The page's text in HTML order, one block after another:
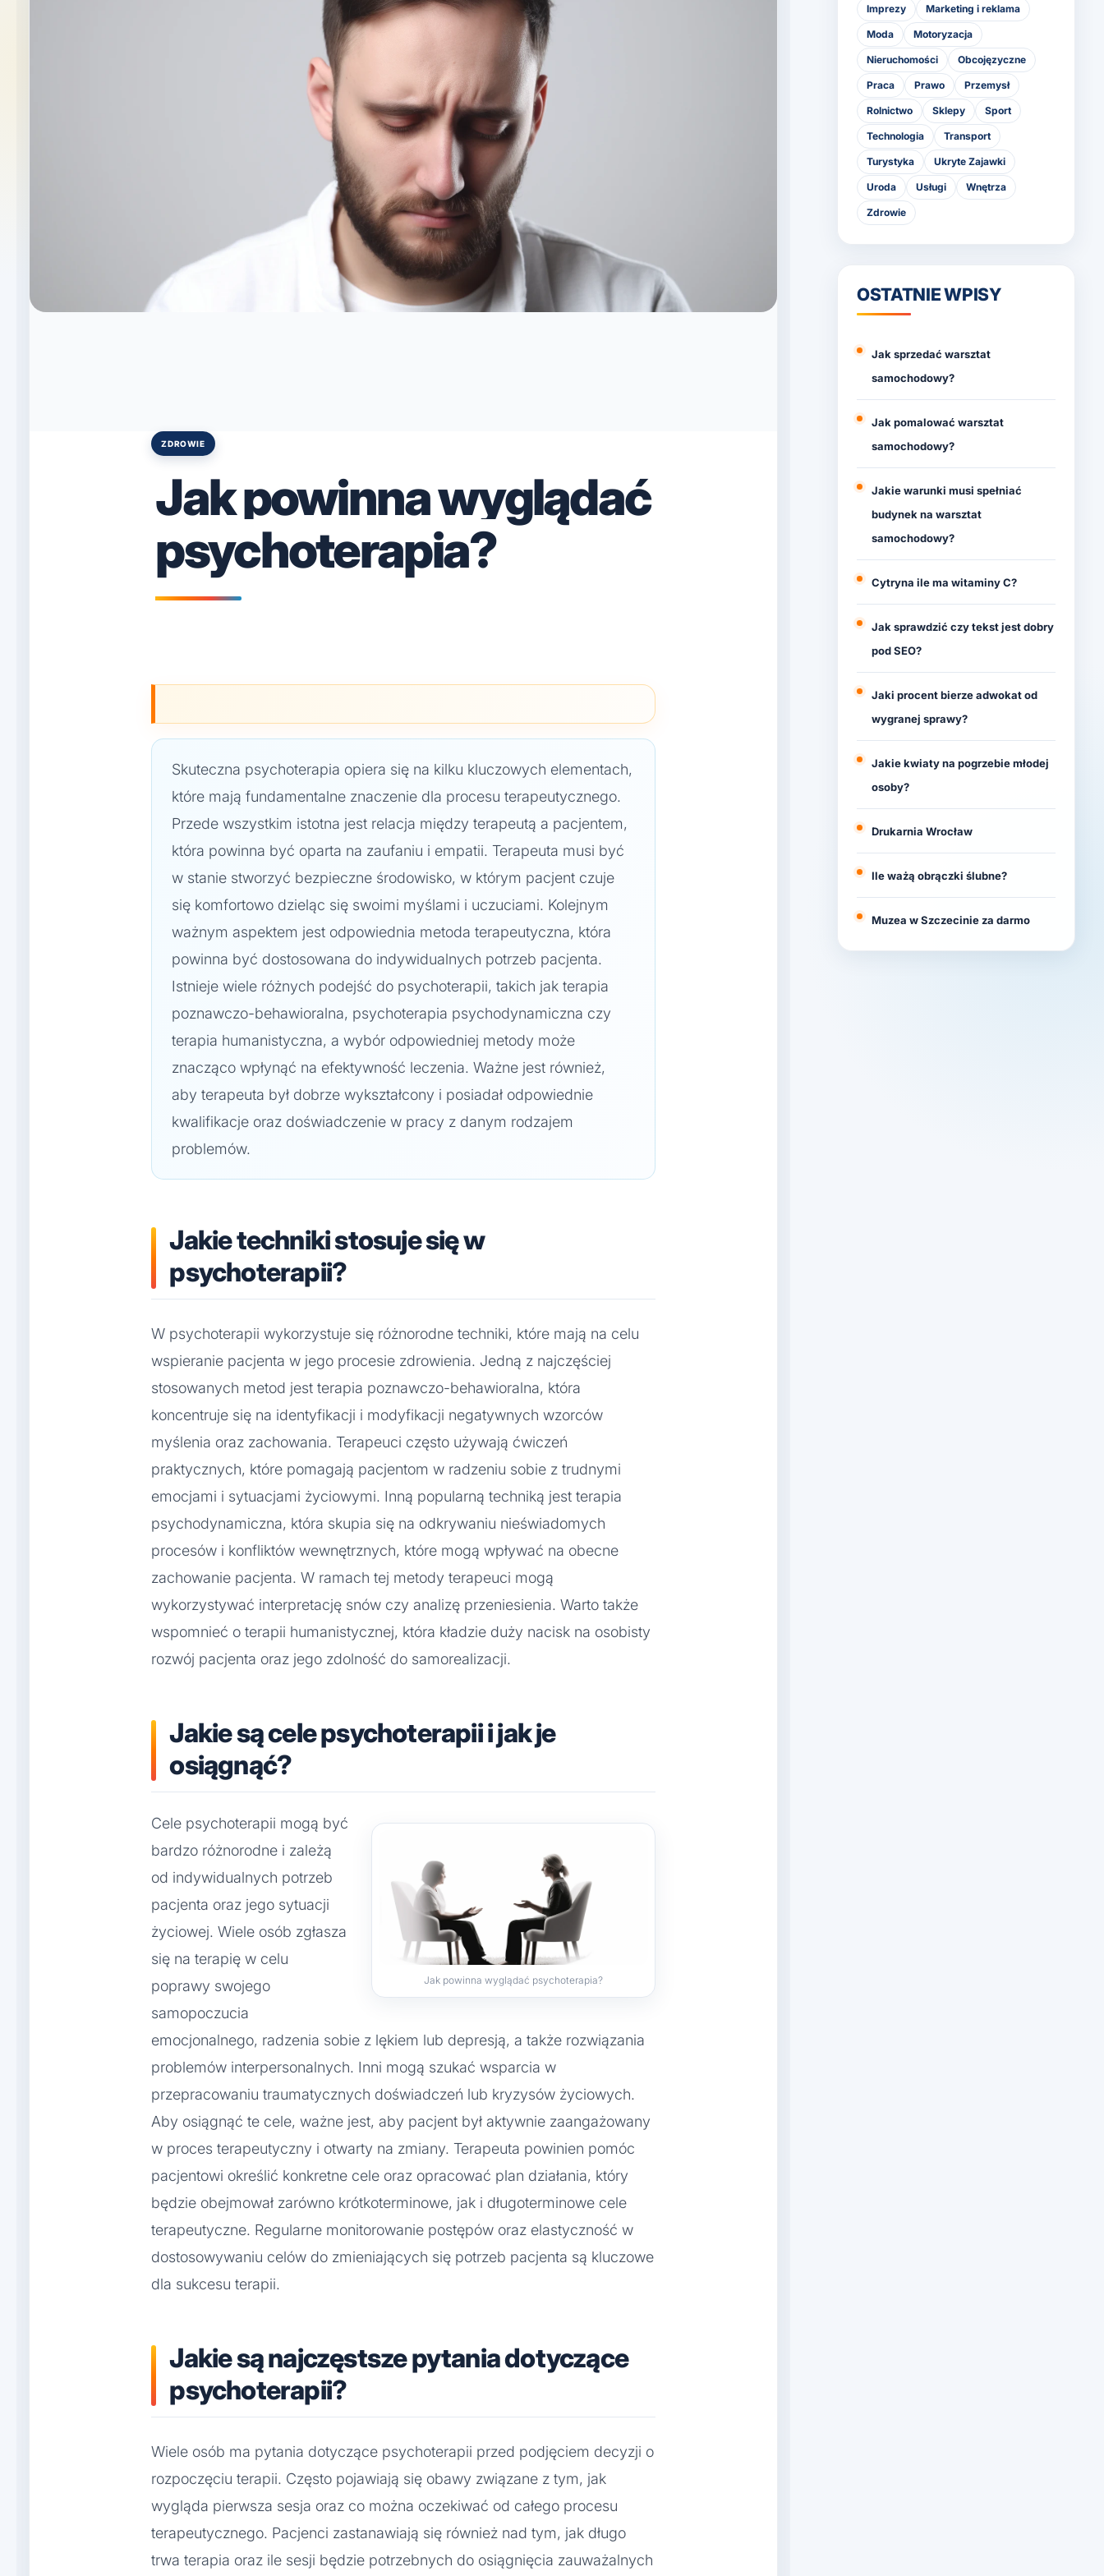
Posted
ZDROWIE
Jak powinna wyglądać
psychoterapia?
Skuteczna psychoterapia opiera się na kilku kluczowych elementach,
które mają fundamentalne znaczenie dla procesu terapeutycznego.
Przede wszystkim istotna jest relacja między terapeutą a pacjentem,
która powinna być oparta na zaufaniu i empatii. Terapeuta musi być
w stanie stworzyć bezpieczne środowisko, w którym pacjent czuje
się komfortowo dzieląc się swoimi myślami i uczuciami. Kolejnym
ważnym aspektem jest odpowiednia metoda terapeutyczna, która
powinna być dostosowana do indywidualnych potrzeb pacjenta.
Istnieje wiele różnych podejść do psychoterapii, takich jak terapia
poznawczo-behawioralna, psychoterapia psychodynamiczna czy
terapia humanistyczna, a wybór odpowiedniej metody może
znacząco wpłynąć na efektywność leczenia. Ważne jest również,
aby terapeuta był dobrze wykształcony i posiadał odpowiednie
kwalifikacje oraz doświadczenie w pracy z danym rodzajem
problemów.
Jakie techniki stosuje się w
psychoterapii?
W psychoterapii wykorzystuje się różnorodne techniki, które mają na celu
wspieranie pacjenta w jego procesie zdrowienia. Jedną z najczęściej
stosowanych metod jest terapia poznawczo-behawioralna, która
koncentruje się na identyfikacji i modyfikacji negatywnych wzorców
myślenia oraz zachowania. Terapeuci często używają ćwiczeń
praktycznych, które pomagają pacjentom w radzeniu sobie z trudnymi
emocjami i sytuacjami życiowymi. Inną popularną techniką jest terapia
psychodynamiczna, która skupia się na odkrywaniu nieświadomych
procesów i konfliktów wewnętrznych, które mogą wpływać na obecne
zachowanie pacjenta. W ramach tej metody terapeuci mogą
wykorzystywać interpretację snów czy analizę przeniesienia. Warto także
wspomnieć o terapii humanistycznej, która kładzie duży nacisk na osobisty
rozwój pacjenta oraz jego zdolność do samorealizacji.
Jakie są cele psychoterapii i jak je
osiągnąć?
Jak powinna wyglądać psychoterapia?
Cele psychoterapii mogą być
bardzo różnorodne i zależą
od indywidualnych potrzeb
pacjenta oraz jego sytuacji
życiowej. Wiele osób zgłasza
się na terapię w celu
poprawy swojego
samopoczucia
emocjonalnego, radzenia sobie z lękiem lub depresją, a także rozwiązania
problemów interpersonalnych. Inni mogą szukać wsparcia w
przepracowaniu traumatycznych doświadczeń lub kryzysów życiowych.
Aby osiągnąć te cele, ważne jest, aby pacjent był aktywnie zaangażowany
w proces terapeutyczny i otwarty na zmiany. Terapeuta powinien pomóc
pacjentowi określić konkretne cele oraz opracować plan działania, który
będzie obejmował zarówno krótkoterminowe, jak i długoterminowe cele
terapeutyczne. Regularne monitorowanie postępów oraz elastyczność w
dostosowywaniu celów do zmieniających się potrzeb pacjenta są kluczowe
dla sukcesu terapii.
Jakie są najczęstsze pytania dotyczące
psychoterapii?
Wiele osób ma pytania dotyczące psychoterapii przed podjęciem decyzji o
rozpoczęciu terapii. Często pojawiają się obawy związane z tym, jak
wygląda pierwsza sesja oraz co można oczekiwać od całego procesu
terapeutycznego. Pacjenci zastanawiają się również nad tym, jak długo
trwa terapia oraz ile sesji będzie potrzebnych do osiągnięcia zauważalnych
Imprezy Marketing i reklama
Moda Motoryzacja
Nieruchomości Obcojęzyczne
Praca Prawo Przemysł
Rolnictwo Sklepy Sport
Technologia Transport
Turystyka Ukryte Zajawki
Uroda Usługi Wnętrza
Zdrowie
OSTATNIE WPISY
Jak sprzedać warsztat
samochodowy?
Jak pomalować warsztat
samochodowy?
Jakie warunki musi spełniać
budynek na warsztat
samochodowy?
Cytryna ile ma witaminy C?
Jak sprawdzić czy tekst jest dobry
pod SEO?
Jaki procent bierze adwokat od
wygranej sprawy?
Jakie kwiaty na pogrzebie młodej
osoby?
Drukarnia Wrocław
Ile ważą obrączki ślubne?
Muzea w Szczecinie za darmo